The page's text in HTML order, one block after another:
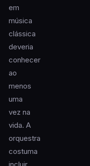
em
música
clássica
deveria
conhecer
ao
menos
uma
vez na
vida. A
orquestra
costuma